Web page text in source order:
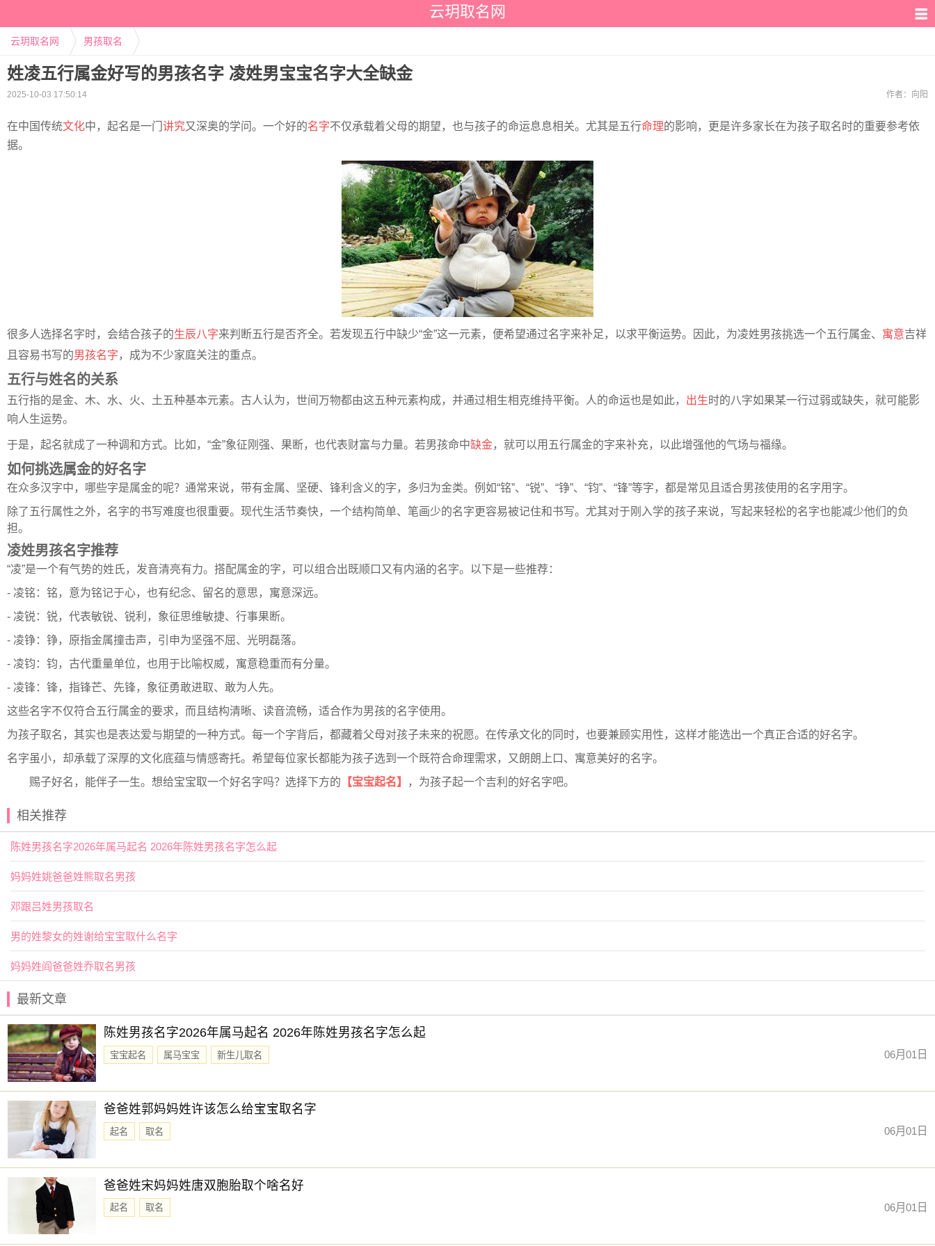
云玥取名网
云玥取名网 男孩取名
姓凌五行属金好写的男孩名字 凌姓男宝宝名字大全缺金
2025-10-03 17:50:14 作者： 向阳
在中国传统文化中，起名是一门 讲究又深奥的学问。一个好的名字不仅承载着父母的期望，也与孩子的命运息息相关。尤其是五行命理的影响，更是许多家长在为孩子取名时的重要参考依
据。
很多人选择名字时，会结合孩子的生辰八字来判断五行是否齐全。若发现五行中缺少“金”这一元素，便希望通过名字来补足，以求平衡运势。因此，为凌姓男孩挑选一个五行属金、 寓意吉祥
且容易书写的男孩名字 ，成为不少家庭关注的重点。
五行与姓名的关系
五行指的是金、木、水、火、土五种基本元素。古人认为，世间万物都由这五种元素构成，并通过相生相克维持平衡。人的命运也是如此， 出生时的八字如果某一行过弱或缺失，就可能影
响人生运势。
于是，起名就成了一种调和方式。比如，“金”象征刚强、果断，也代表财富与力量。若男孩命中缺金，就可以用五行属金的字来补充，以此增强他的气场与福缘。
如何挑选属金的好名字
在众多汉字中，哪些字是属金的呢？通常来说，带有金属、坚硬、锋利含义的字，多归为金类。例如“铭”、“锐”、“铮”、“钧”、“锋”等字，都是常见且适合男孩使用的名字用字。
除了五行属性之外，名字的书写难度也很重要。现代生活节奏快，一个结构简单、笔画少的名字更容易被记住和书写。尤其对于刚入学的孩子来说，写起来轻松的名字也能减少他们的负
担。
凌姓男孩名字推荐
“凌”是一个有气势的姓氏，发音清亮有力。搭配属金的字，可以组合出既顺口又有内涵的名字。以下是一些推荐：
- 凌铭：铭，意为铭记于心，也有纪念、留名的意思，寓意深远。
- 凌锐：锐，代表敏锐、锐利，象征思维敏捷、行事果断。
- 凌铮：铮，原指金属撞击声，引申为坚强不屈、光明磊落。
- 凌钧：钧，古代重量单位，也用于比喻权威，寓意稳重而有分量。
- 凌锋：锋，指锋芒、先锋，象征勇敢进取、敢为人先。
这些名字不仅符合五行属金的要求，而且结构清晰、读音流畅，适合作为男孩的名字使用。
为孩子取名，其实也是表达爱与期望的一种方式。每一个字背后，都藏着父母对孩子未来的祝愿。在传承文化的同时，也要兼顾实用性，这样才能选出一个真正合适的好名字。
名字虽小，却承载了深厚的文化底蕴与情感寄托。希望每位家长都能为孩子选到一个既符合命理需求，又朗朗上口、寓意美好的名字。
赐子好名，能伴子一生。想给宝宝取一个好名字吗？选择下方的 【宝宝起名】 ，为孩子起一个吉利的好名字吧。
相关推荐
陈姓男孩名字2026年属马起名 2026年陈姓男孩名字怎么起
妈妈姓姚爸爸姓熊取名男孩
邓跟吕姓男孩取名
男的姓黎女的姓谢给宝宝取什么名字
妈妈姓阎爸爸姓乔取名男孩
最新文章
陈姓男孩名字2026年属马起名 2026年陈姓男孩名字怎么起
宝宝起名 属马宝宝 新生儿取名 06月01日
爸爸姓郭妈妈姓许该怎么给宝宝取名字
起名 取名 06月01日
爸爸姓宋妈妈姓唐双胞胎取个啥名好
起名 取名 06月01日